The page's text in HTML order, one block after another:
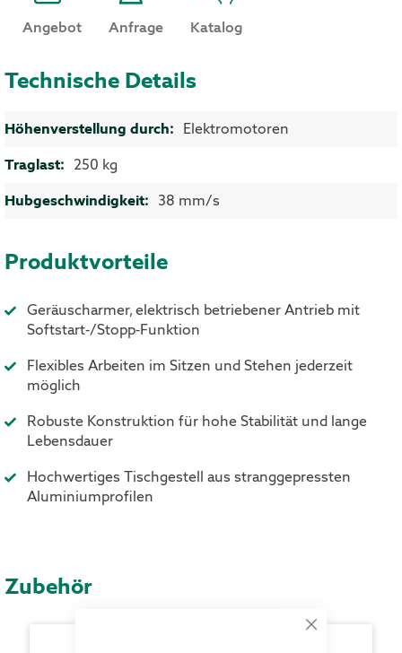
Close
Angebot Anfrage Katalog
Technische Details
Mehr Informationen
Elektromotoren
250 kg
38 mm/s
Produktvorteile
Geräuscharmer, elektrisch betriebener Antrieb mit
Softstart-/Stopp-Funktion
Flexibles Arbeiten im Sitzen und Stehen jederzeit
möglich
Robuste Konstruktion für hohe Stabilität und lange
Lebensdauer
Hochwertiges Tischgestell aus stranggepressten
Aluminiumprofilen
Zubehör